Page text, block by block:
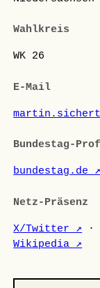
Wahlkreis
WK 26
E-Mail
Bundestag-
bundestag.de ↗
Netz-Präsenz
X/Twitter ↗ ·
Wikipedia ↗